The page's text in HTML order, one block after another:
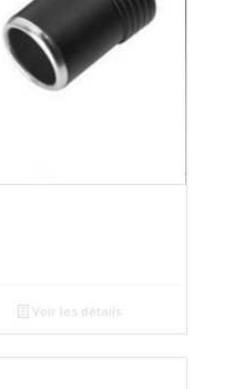
Voir les détails